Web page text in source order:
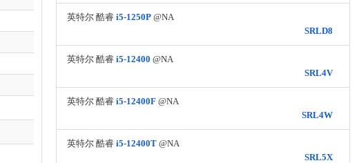
英特尔 酷睿 i5-1250P@NA
SRLD8
英特尔 酷睿 i5-12400 @NA
SRL4V
英特尔 酷睿 i5-12400F@NA
SRL4W
英特尔 酷睿 i5-12400T@NA
SRL5X